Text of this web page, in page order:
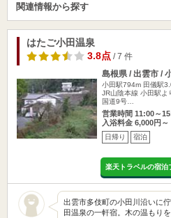
関連情報から探す
はたご小田温泉
3.8点/ 7 件
島根県 / 出雲市 /
小田駅794m 田儀駅
JR山陰本線 小田駅よ
国道9号…
営業時間 11:00～
入浴料金 6,000円～
日帰り 宿泊
楽天トラベルの宿泊
出雲市多伎町の小田川沿いに
田温泉の一軒宿。木の温もり